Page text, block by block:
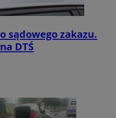
sądowego zakazu.
DTŚ